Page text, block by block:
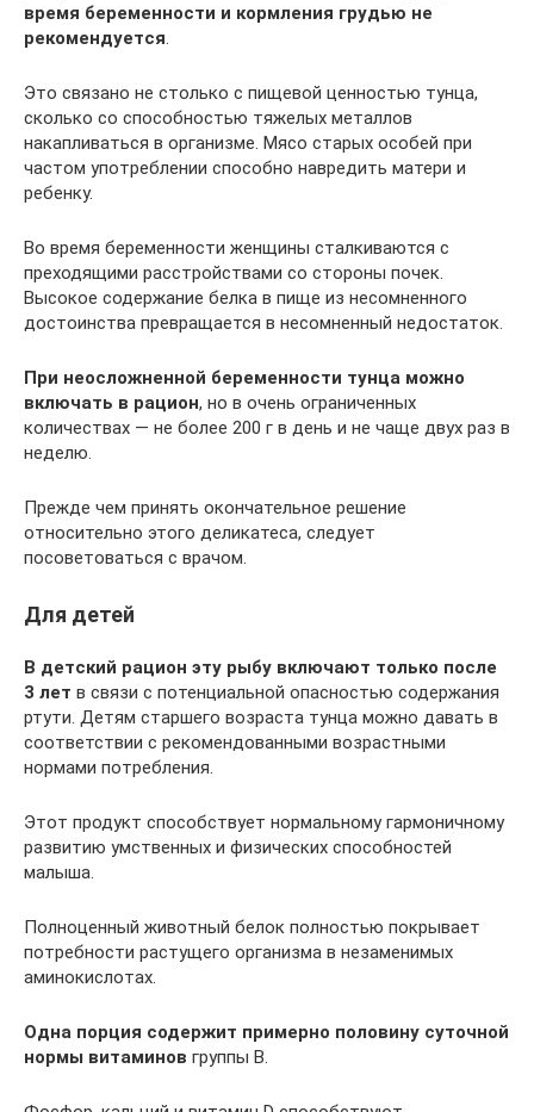
время беременности и кормления грудью не
рекомендуется.
Это связано не столько с пищевой ценностью тунца,
сколько со способностью тяжелых металлов
накапливаться в организме. Мясо старых особей при
частом употреблении способно навредить матери и
ребенку.
Во время беременности женщины сталкиваются с
преходящими расстройствами со стороны почек.
Высокое содержание белка в пище из несомненного
достоинства превращается в несомненный недостаток.
При неосложненной беременности тунца можно
включать в рацион, но в очень ограниченных
количествах — не более 200 г в день и не чаще двух раз в
неделю.
Прежде чем принять окончательное решение
относительно этого деликатеса, следует
посоветоваться с врачом.
Для детей
В детский рацион эту рыбу включают только после
3 лет в связи с потенциальной опасностью содержания
ртути. Детям старшего возраста тунца можно давать в
соответствии с рекомендованными возрастными
нормами потребления.
Этот продукт способствует нормальному гармоничному
развитию умственных и физических способностей
малыша.
Полноценный животный белок полностью покрывает
потребности растущего организма в незаменимых
аминокислотах.
Одна порция содержит примерно половину суточной
нормы витаминов группы В.